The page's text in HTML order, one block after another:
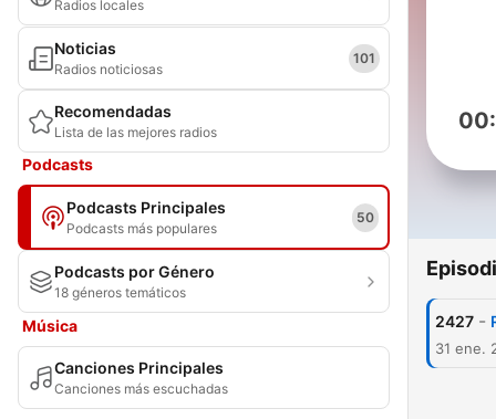
Radios locales
Noticias
Radios noticiosas
101
Recomendadas
Lista de las mejores radios
Podcasts
Podcasts Principales
Podcasts más populares
50
Podcasts por Género
18 géneros temáticos
Música
Canciones Principales
Canciones más escuchadas
2427 -
31 ene.